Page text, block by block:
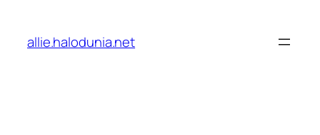
konten
allie.halodunia.net